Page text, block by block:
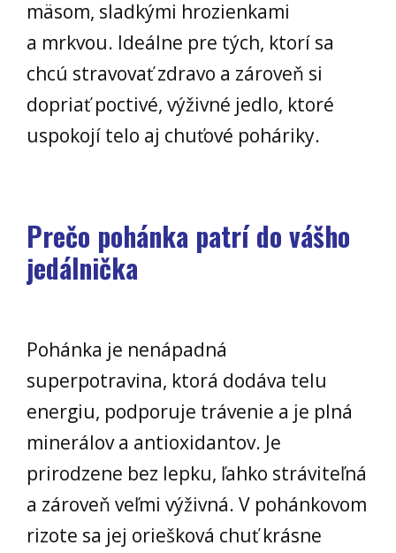
mäsom, sladkými hrozienkami
a mrkvou. Ideálne pre tých, ktorí sa
chcú stravovať zdravo a zároveň si
dopriať poctivé, výživné jedlo, ktoré
uspokojí telo aj chuťové poháriky.
Prečo pohánka patrí do vášho
jedálnička
Pohánka je nenápadná
superpotravina, ktorá dodáva telu
energiu, podporuje trávenie a je plná
minerálov a antioxidantov. Je
prirodzene bez lepku, ľahko stráviteľná
a zároveň veľmi výživná. V pohánkovom
rizote sa jej oriešková chuť krásne